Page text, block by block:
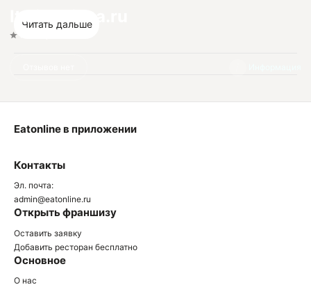
Войти
ItalianPizza.ru
Читать дальше
Контакты
Эл. почта:
admin@eatonline.ru
Открыть франшизу
Оставить заявку
Добавить ресторан бесплатно
Основное
О нас
Eatonline в приложении